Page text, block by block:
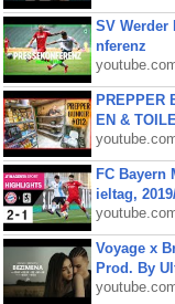
SV Werder
nferenz
PREPPER
EN &
FC Bayern
ieltag,
Voyage x
Prod. By